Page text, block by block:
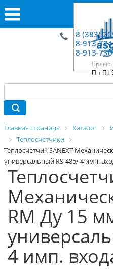
8 (383)
8-913-
8-913-
Время
Пн-Пт
Главная страница Каталог
Теплосчетчики
Теплосчетчик SANEXT
универсальный RS-485/ 4 имп.
RM Ду 15
4 имп.